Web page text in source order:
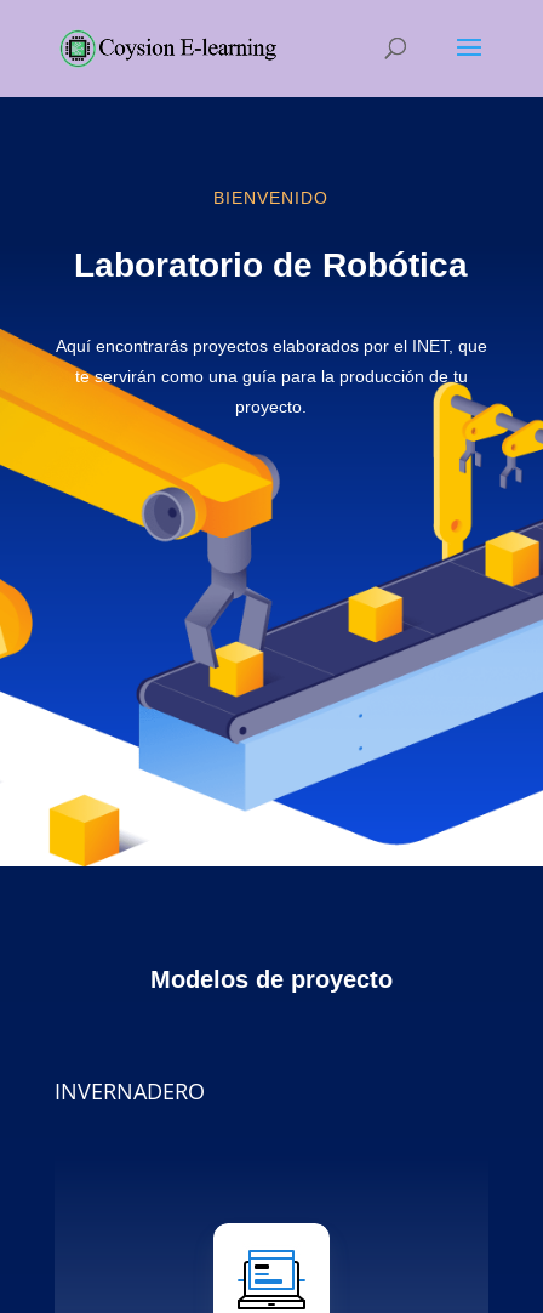
BIENVENIDO
Laboratorio de Robótica
Aquí encontrarás proyectos elaborados por el INET, que
te servirán como una guía para la producción de tu
proyecto.
Modelos de proyecto
INVERNADERO